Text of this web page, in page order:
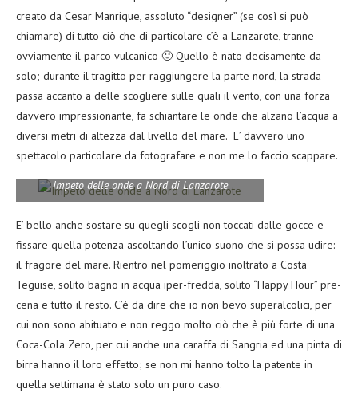
creato da Cesar Manrique, assoluto “designer” (se così si può
chiamare) di tutto ciò che di particolare c’è a Lanzarote, tranne
ovviamente il parco vulcanico 🙂 Quello è nato decisamente da
solo; durante il tragitto per raggiungere la parte nord, la strada
passa accanto a delle scogliere sulle quali il vento, con una forza
davvero impressionante, fa schiantare le onde che alzano l’acqua a
diversi metri di altezza dal livello del mare. E’ davvero uno
spettacolo particolare da fotografare e non me lo faccio scappare.
Impeto delle onde a Nord di Lanzarote
E’ bello anche sostare su quegli scogli non toccati dalle gocce e
fissare quella potenza ascoltando l’unico suono che si possa udire:
il fragore del mare. Rientro nel pomeriggio inoltrato a Costa
Teguise, solito bagno in acqua iper-fredda, solito “Happy Hour” pre-
cena e tutto il resto. C’è da dire che io non bevo superalcolici, per
cui non sono abituato e non reggo molto ciò che è più forte di una
Coca-Cola Zero, per cui anche una caraffa di Sangria ed una pinta di
birra hanno il loro effetto; se non mi hanno tolto la patente in
quella settimana è stato solo un puro caso.